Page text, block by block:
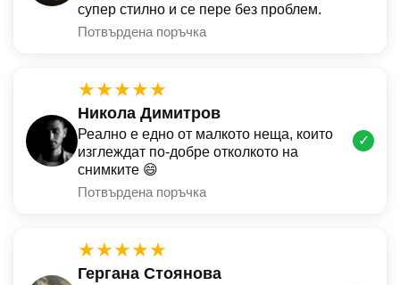
супер стилно и се пере без проблем.
Потвърдена поръчка
★★★★★
Никола Димитров
Реално е едно от малкото неща, които
изглеждат по-добре отколкото на
снимките 😄
Потвърдена поръчка
✓
★★★★★
Гергана Стоянова